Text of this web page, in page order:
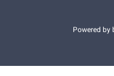
Powered by